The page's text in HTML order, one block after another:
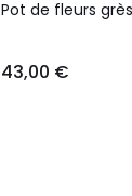
43,00 €